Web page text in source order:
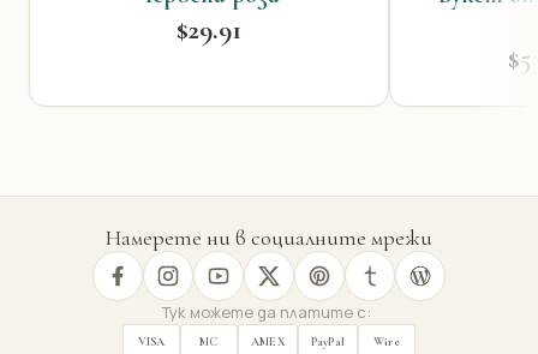
$29.91
Намерете ни в социалните мрежи
Тук можете да платите с:
VISA MC AMEX PayPal Wire